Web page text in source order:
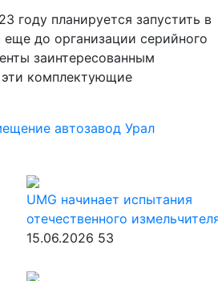
году планируется запустить в
до организации серийного
заинтересованным
комплектующие
автозавод Урал
UMG начинает испытания
отечественного
15.06.2026 53